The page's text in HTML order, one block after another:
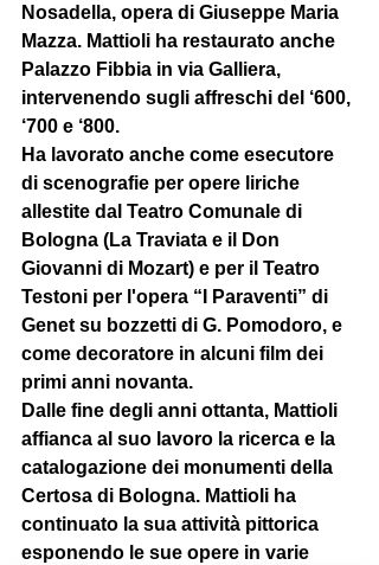
Nosadella, opera di Giuseppe Maria
Mazza. Mattioli ha restaurato anche
Palazzo Fibbia in via Galliera,
intervenendo sugli affreschi del ‘600,
‘700 e ‘800.
Ha lavorato anche come esecutore
di scenografie per opere liriche
allestite dal Teatro Comunale di
Bologna (La Traviata e il Don
Giovanni di Mozart) e per il Teatro
Testoni per l'opera “I Paraventi” di
Genet su bozzetti di G. Pomodoro, e
come decoratore in alcuni film dei
primi anni novanta.
Dalle fine degli anni ottanta, Mattioli
affianca al suo lavoro la ricerca e la
catalogazione dei monumenti della
Certosa di Bologna. Mattioli ha
continuato la sua attività pittorica
esponendo le sue opere in varie